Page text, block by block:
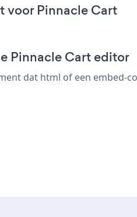
voor Pinnacle Cart
Pinnacle Cart editor
dat html of een embed-